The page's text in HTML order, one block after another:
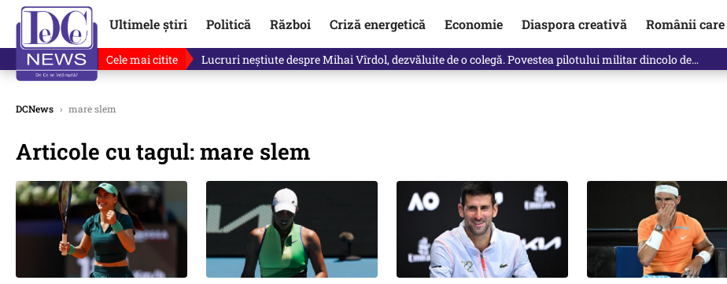
Ultimele știri Politică Război Criză energetică Economie Diaspora creativă Românii
Cele mai citite Lucruri neștiute despre Mihai Vîrdol, dezvăluite de o colegă. Povestea pilotului militar dincolo de…
DCNews › mare slem
Articole cu tagul: mare slem